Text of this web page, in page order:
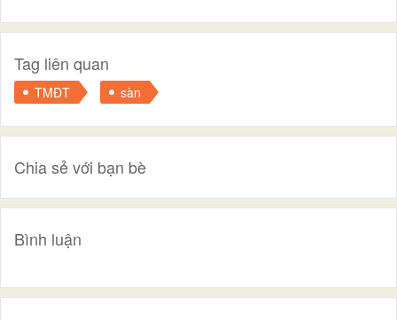
Tag liên quan
TMĐT sàn
Chia sẻ với bạn bè
Bình luận